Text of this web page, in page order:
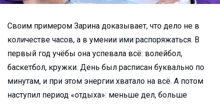
Своим примером Зарина доказывает, что дело не в
количестве часов, а в умении ими распоряжаться. В
первый год учёбы она успевала всё: волейбол,
баскетбол, кружки. День был расписан буквально по
минутам, и при этом энергии хватало на всё. А потом
наступил период «отдыха»: меньше дел, больше